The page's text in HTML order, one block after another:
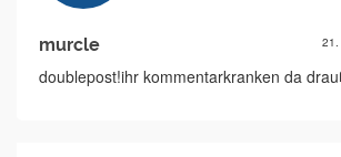
murcle 21.
doublepost!ihr kommentarkranken da